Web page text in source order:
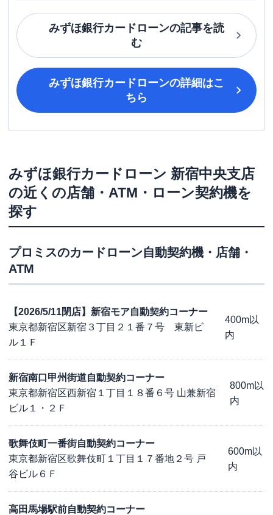
みずほ銀行カードローンの記事を読
む
みずほ銀行カードローンの詳細はこ
ちら
みずほ銀行カードローン 新宿中央支店
の近くの店舗・ATM・ローン契約機を
探す
プロミスのカードローン自動契約機・店舗・
ATM
【2026/5/11閉店】新宿モア自動契約コーナー
東京都新宿区新宿３丁目２１番７号 東新ビ
ル１Ｆ
400m以
内
新宿南口甲州街道自動契約コーナー
東京都新宿区西新宿１丁目１８番６号 山兼新宿
ビル１・２Ｆ
800m以
内
歌舞伎町一番街自動契約コーナー
東京都新宿区歌舞伎町１丁目１７番地２号 戸
谷ビル６Ｆ
600m以
内
高田馬場駅前自動契約コーナー